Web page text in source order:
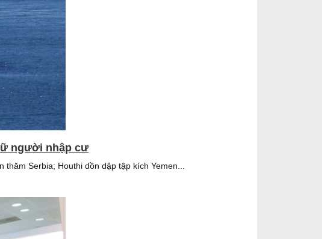
người nhập cư
Serbia; Houthi dồn dập tập kích Yemen...